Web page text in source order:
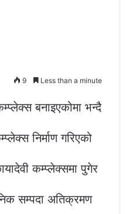
9 Less than a minute
बनाइएकोमा भन्दै
निर्माण गरिएको
कम्प्लेक्समा पुगेर
सम्पदा अतिक्रमण